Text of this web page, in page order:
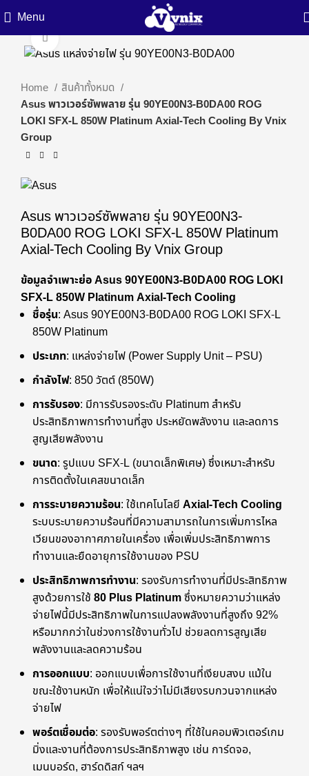
Menu
Click to enlarge
Home
สินค้าทั้งหมด
Asus พาวเวอร์ซัพพลาย รุ่น 90YE00N3-B0DA00 ROG
LOKI SFX-L 850W Platinum Axial-Tech Cooling By Vnix
Group
Asus พาวเวอร์ซัพพลาย รุ่น 90YE00N3-
B0DA00 ROG LOKI SFX-L 850W Platinum
Axial-Tech Cooling By Vnix Group
ข้อมูลจำเพาะย่อ Asus 90YE00N3-B0DA00 ROG LOKI
SFX-L 850W Platinum Axial-Tech Cooling
ชื่อรุ่น: Asus 90YE00N3-B0DA00 ROG LOKI SFX-L
850W Platinum
ประเภท: แหล่งจ่ายไฟ (Power Supply Unit – PSU)
กำลังไฟ: 850 วัตต์ (850W)
การรับรอง: มีการรับรองระดับ Platinum สำหรับ
ประสิทธิภาพการทำงานที่สูง ประหยัดพลังงาน และลดการ
สูญเสียพลังงาน
ขนาด: รูปแบบ SFX-L (ขนาดเล็กพิเศษ) ซึ่งเหมาะสำหรับ
การติดตั้งในเคสขนาดเล็ก
การระบายความร้อน: ใช้เทคโนโลยี Axial-Tech Cooling
ระบบระบายความร้อนที่มีความสามารถในการเพิ่มการไหล
เวียนของอากาศภายในเครื่อง เพื่อเพิ่มประสิทธิภาพการ
ทำงานและยืดอายุการใช้งานของ PSU
ประสิทธิภาพการทำงาน: รองรับการทำงานที่มีประสิทธิภาพ
สูงด้วยการใช้ 80 Plus Platinumซึ่งหมายความว่าแหล่ง
จ่ายไฟนี้มีประสิทธิภาพในการแปลงพลังงานที่สูงถึง 92%
หรือมากกว่าในช่วงการใช้งานทั่วไป ช่วยลดการสูญเสีย
พลังงานและลดความร้อน
การออกแบบ: ออกแบบเพื่อการใช้งานที่เงียบสงบ แม้ใน
ขณะใช้งานหนัก เพื่อให้แน่ใจว่าไม่มีเสียงรบกวนจากแหล่ง
จ่ายไฟ
พอร์ตเชื่อมต่อ: รองรับพอร์ตต่างๆ ที่ใช้ในคอมพิวเตอร์เกม
มิ่งและงานที่ต้องการประสิทธิภาพสูง เช่น การ์ดจอ,
เมนบอร์ด, ฮาร์ดดิสก์ ฯลฯ